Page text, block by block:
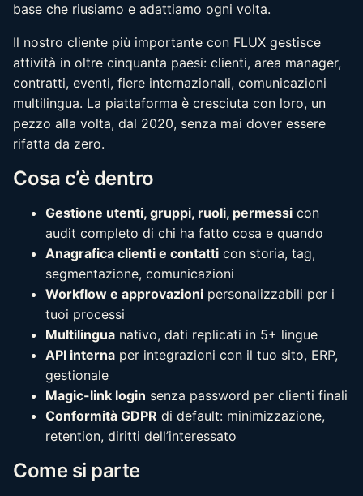
base che riusiamo e adattiamo ogni volta.
Il nostro cliente più importante con FLUX gestisce
attività in oltre cinquanta paesi: clienti, area manager,
contratti, eventi, fiere internazionali, comunicazioni
multilingua. La piattaforma è cresciuta con loro, un
pezzo alla volta, dal 2020, senza mai dover essere
rifatta da zero.
Cosa c’è dentro
Gestione utenti, gruppi, ruoli, permessi con
audit completo di chi ha fatto cosa e quando
Anagrafica clienti e contatti con storia, tag,
segmentazione, comunicazioni
Workflow e approvazioni personalizzabili per i
tuoi processi
Multilingua nativo, dati replicati in 5+ lingue
API interna per integrazioni con il tuo sito, ERP,
gestionale
Magic-link login senza password per clienti finali
Conformità GDPR di default: minimizzazione,
retention, diritti dell’interessato
Come si parte